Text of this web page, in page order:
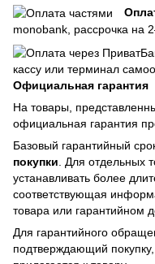
monobank, рассрочка на
кассу или терминал
Официальная гарантия
На товары,
официальная гарантия
Базовый гарантийный
покупки . Для отдельных
устанавливать более
соответствующая
товара или гарантийном
Для гарантийного
подтверждающий